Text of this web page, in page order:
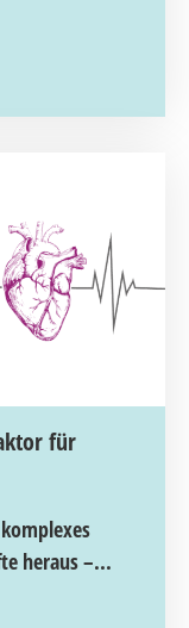
für
heraus –...